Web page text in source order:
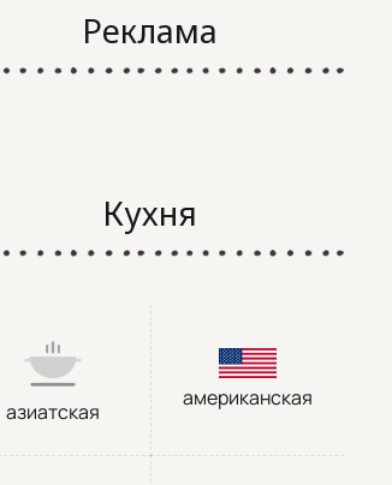
Реклама
Кухня
азиатская
американская